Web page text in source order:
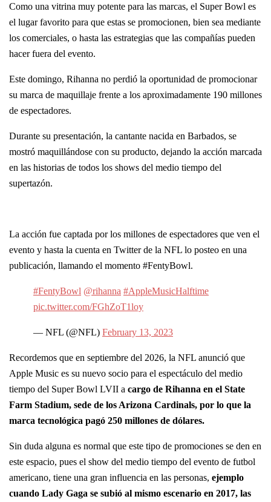
Como una vitrina muy potente para las marcas, el Super Bowl es
el lugar favorito para que estas se promocionen, bien sea mediante
los comerciales, o hasta las estrategias que las compañías pueden
hacer fuera del evento.
Este domingo, Rihanna no perdió la oportunidad de promocionar
su marca de maquillaje frente a los aproximadamente 190 millones
de espectadores.
Durante su presentación, la cantante nacida en Barbados, se
mostró maquillándose con su producto, dejando la acción marcada
en las historias de todos los shows del medio tiempo del
supertazón.
La acción fue captada por los millones de espectadores que ven el
evento y hasta la cuenta en Twitter de la NFL lo posteo en una
publicación, llamando el momento #FentyBowl.
#FentyBowl @rihanna #AppleMusicHalftime
pic.twitter.com/FGhZoT1loy
— NFL (@NFL) February 13, 2023
Recordemos que en septiembre del 2026, la NFL anunció que
Apple Music es su nuevo socio para el espectáculo del medio
tiempo del Super Bowl LVII a cargo de Rihanna en el State
Farm Stadium, sede de los Arizona Cardinals, por lo que la
marca tecnológica pagó 250 millones de dólares.
Sin duda alguna es normal que este tipo de promociones se den en
este espacio, pues el show del medio tiempo del evento de futbol
americano, tiene una gran influencia en las personas, ejemplo
cuando Lady Gaga se subió al mismo escenario en 2017, las